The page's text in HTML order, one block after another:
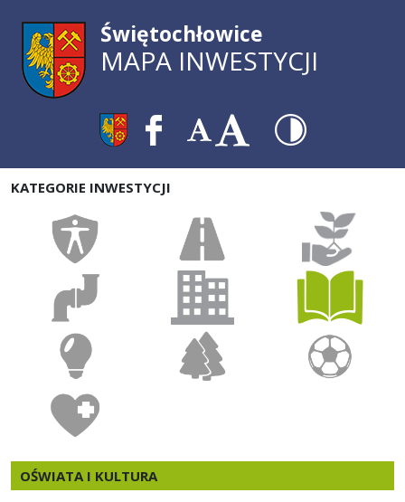
Świętochłowice
MAPA INWESTYCJI
KATEGORIE INWESTYCJI
OŚWIATA I KULTURA